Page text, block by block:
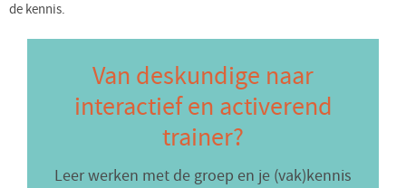
de kennis.
Van deskundige naar
interactief en activerend
trainer?
Leer werken met de groep en je (vak)kennis